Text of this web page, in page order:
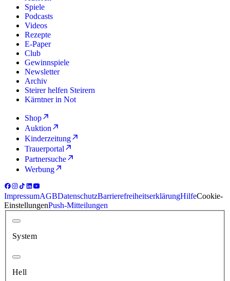
Spiele
Podcasts
Videos
Rezepte
E-Paper
Club
Gewinnspiele
Newsletter
Archiv
Steirer helfen Steirern
Kärntner in Not
Shop
Auktion
Kinderzeitung
Trauerportal
Partnersuche
Werbung
ImpressumAGBDatenschutzBarrierefreiheitserklärungHilfeCookie-
EinstellungenPush-Mitteilungen
System
Hell